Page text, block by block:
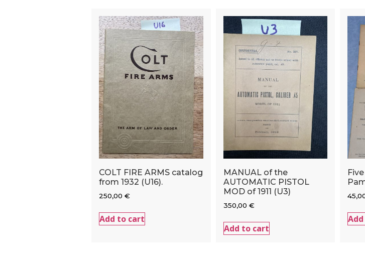
COLT FIRE ARMS catalog
from 1932 (U16).
250,00 €
Add to cart
MANUAL of the
AUTOMATIC PISTOL
MOD of 1911 (U3)
350,00 €
Add to cart